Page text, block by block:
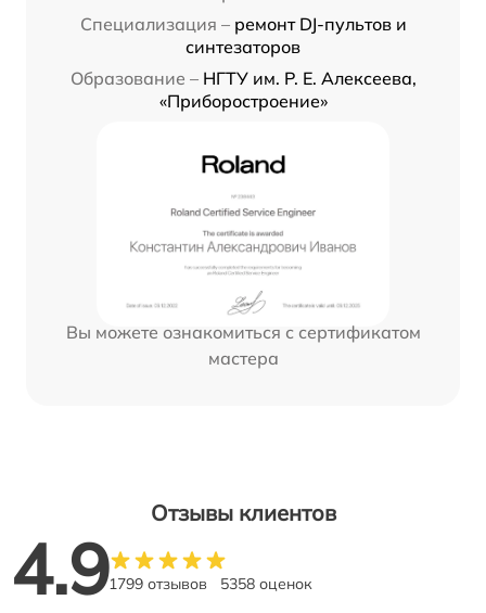
Специализация – ремонт DJ-пультов и
синтезаторов
Образование – НГТУ им. Р. Е. Алексеева,
«Приборостроение»
Вы можете ознакомиться с сертификатом
мастера
Отзывы клиентов
4.91799 отзывов 5358 оценок